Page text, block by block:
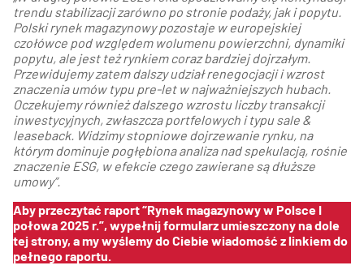
trendu stabilizacji zarówno po stronie podaży, jak i popytu.
Polski rynek magazynowy pozostaje w europejskiej
czołówce pod względem wolumenu powierzchni, dynamiki
popytu, ale jest też rynkiem coraz bardziej dojrzałym.
Przewidujemy zatem dalszy udział renegocjacji i wzrost
znaczenia umów typu pre-let w najważniejszych hubach.
Oczekujemy również dalszego wzrostu liczby transakcji
inwestycyjnych, zwłaszcza portfelowych i typu sale &
leaseback. Widzimy stopniowe dojrzewanie rynku, na
którym dominuje pogłębiona analiza nad spekulacją, rośnie
znaczenie ESG, w efekcie czego zawierane są dłuższe
umowy”.
Abyprzeczytać raport “Rynek magazynowy w Polsce I
połowa 2025 r.”, wypełnij formularz umieszczony na dole
tej strony, a my wyślemy do Ciebie wiadomość z linkiem do
pełnego raportu.